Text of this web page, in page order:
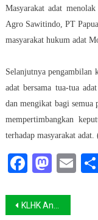
Masyarakat adat
Agro Sawitindo, PT
masyarakat hukum adat
Selanjutnya pengambilan
adat bersama tua-tua
dan mengikat bagi semua
mempertimbangkan
terhadap masyarakat
Navigasi
KLHK Anggap Greenpeace Tidak Konsisten